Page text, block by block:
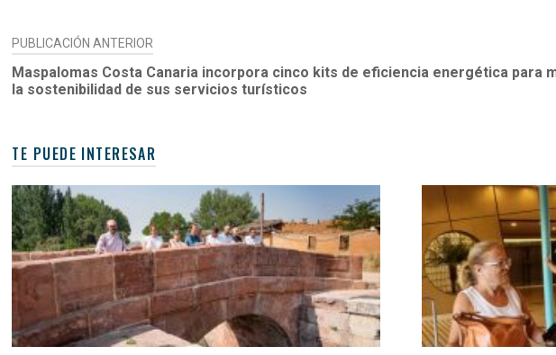
NAVEGACIÓN
DE
ENTRADAS
PUBLICACIÓN ANTERIOR
Maspalomas Costa Canaria incorpora cinco kits de eficiencia energética para
la sostenibilidad de sus servicios turísticos
TE PUEDE INTERESAR